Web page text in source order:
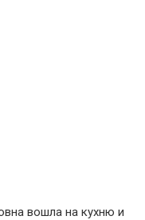
вошла на кухню и